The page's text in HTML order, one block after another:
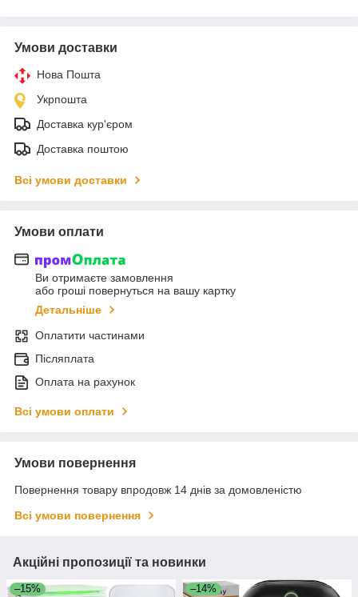
Умови доставки
Нова Пошта
Укрпошта
Доставка кур'єром
Доставка поштою
Всі умови доставки
Умови оплати
Ви отримаєте замовлення
або гроші повернуться на вашу картку
Детальніше
Оплатити частинами
Післяплата
Оплата на рахунок
Всі умови оплати
Умови повернення
Повернення товару впродовж 14 днів за домовленістю
Всі умови повернення
Акційні пропозиції та новинки
–15% –14%